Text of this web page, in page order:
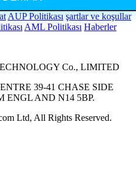
AUP Politikası şartlar ve koşullar
AML Politikası Haberler
Co., LIMITED
39-41 CHASE SIDE
AND N14 5BP.
Ltd, All Rights Reserved.